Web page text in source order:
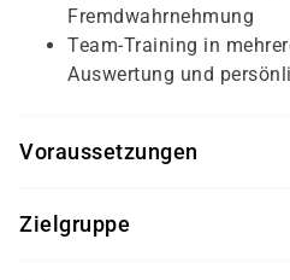
Fremdwahrnehmung
Team-Training in
Auswertung und
Voraussetzungen
folgende Vorkenntnisse
Zielgruppe